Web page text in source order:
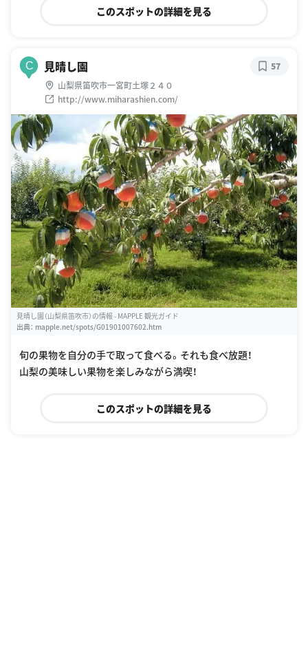
このスポットの詳細を見る
C 見晴し園
山梨県笛吹市一宮町土塚２４０
http://www.miharashien.com/
57
見晴し園（山梨県笛吹市）の情報 - MAPPLE 観光ガイド
出典： mapple.net/spots/G01901007602.htm
旬の果物を自分の手で取って食べる。それも食べ放題！
山梨の美味しい果物を楽しみながら満喫！
このスポットの詳細を見る